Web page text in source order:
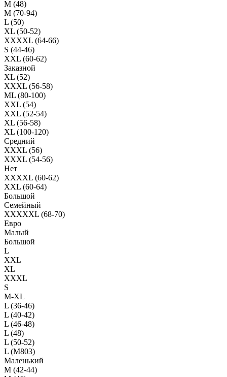
M (48)
M (70-94)
L (50)
XL (50-52)
XXXXL (64-66)
S (44-46)
XXL (60-62)
Заказной
XL (52)
XXXL (56-58)
ML (80-100)
XXL (54)
XXL (52-54)
XL (56-58)
XL (100-120)
Средний
XXXL (56)
XXXL (54-56)
Нет
XXXXL (60-62)
XXL (60-64)
Большой
Семейный
XXXXXL (68-70)
Евро
Малый
Большой
L
XXL
XL
XXXL
S
M-XL
L (36-46)
L (40-42)
L (46-48)
L (48)
L (50-52)
L (M803)
Маленький
М (42-44)